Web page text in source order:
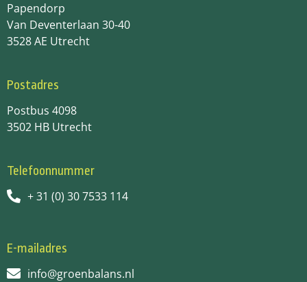
Papendorp
Van Deventerlaan 30-40
3528 AE Utrecht
Postadres
Postbus 4098
3502 HB Utrecht
Telefoonnummer
+ 31 (0) 30 7533 114
E-mailadres
info@groenbalans.nl